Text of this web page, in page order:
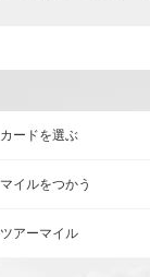
カードを選ぶ
マイルをつかう
ツアーマイル